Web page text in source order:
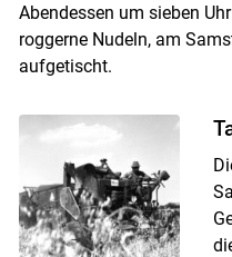
Abendessen um sieben
roggerne Nudeln, am
aufgetischt.